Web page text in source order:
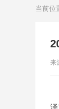
当前位
来